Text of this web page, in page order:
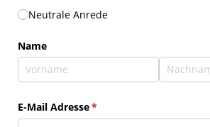
Neutrale Anrede
Name
E-Mail Adresse*
(erforderlich)